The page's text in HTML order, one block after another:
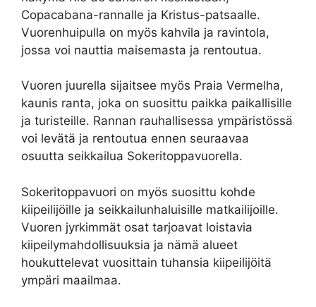
Copacabana-rannalle ja Kristus-patsaalle.
Vuorenhuipulla on myös kahvila ja ravintola,
jossa voi nauttia maisemasta ja rentoutua.
Vuoren juurella sijaitsee myös Praia Vermelha,
kaunis ranta, joka on suosittu paikka paikallisille
ja turisteille. Rannan rauhallisessa ympäristössä
voi levätä ja rentoutua ennen seuraavaa
osuutta seikkailua Sokeritoppavuorella.
Sokeritoppavuori on myös suosittu kohde
kiipeilijöille ja seikkailunhaluisille matkailijoille.
Vuoren jyrkimmät osat tarjoavat loistavia
kiipeilymahdollisuuksia ja nämä alueet
houkuttelevat vuosittain tuhansia kiipeilijöitä
ympäri maailmaa.